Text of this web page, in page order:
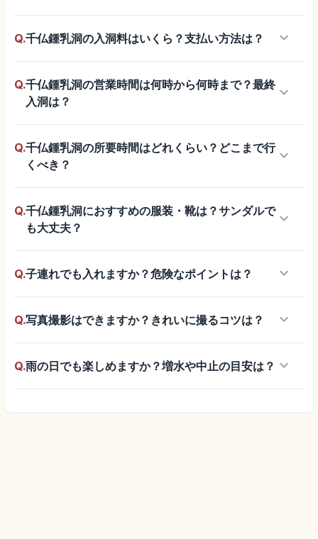
Q.千仏鍾乳洞の入洞料はいくら？支払い方法は？ keyboard_arrow_down
Q.千仏鍾乳洞の営業時間は何時から何時まで？最終
入洞は？
keyboard_arrow_down
Q.千仏鍾乳洞の所要時間はどれくらい？どこまで行
くべき？
keyboard_arrow_down
Q.千仏鍾乳洞におすすめの服装・靴は？サンダルで
も大丈夫？
keyboard_arrow_down
Q.子連れでも入れますか？危険なポイントは？ keyboard_arrow_down
Q.写真撮影はできますか？きれいに撮るコツは？ keyboard_arrow_down
Q.雨の日でも楽しめますか？増水や中止の目安は？ keyboard_arrow_down